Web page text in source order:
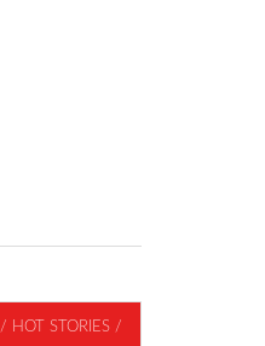
/ HOT STORIES /